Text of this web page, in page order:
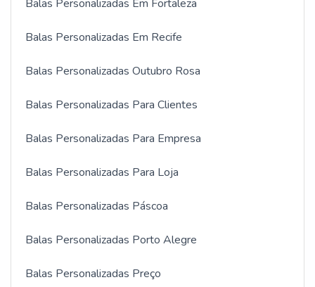
Balas Personalizadas Em Fortaleza
Balas Personalizadas Em Recife
Balas Personalizadas Outubro Rosa
Balas Personalizadas Para Clientes
Balas Personalizadas Para Empresa
Balas Personalizadas Para Loja
Balas Personalizadas Páscoa
Balas Personalizadas Porto Alegre
Balas Personalizadas Preço